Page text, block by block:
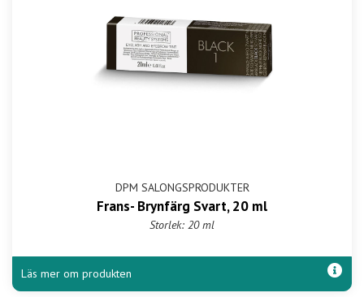
DPM SALONGSPRODUKTER
Frans- Brynfärg Svart, 20 ml
Storlek: 20 ml
Läs mer om produkten